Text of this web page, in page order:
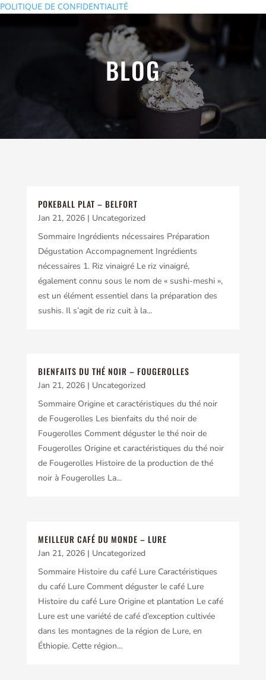
POLITIQUE DE CONFIDENTIALITÉ
BLOG
POKEBALL PLAT – BELFORT
Jan 21, 2026| Uncategorized
Sommaire Ingrédients nécessaires Préparation
Dégustation Accompagnement Ingrédients
nécessaires 1. Riz vinaigré Le riz vinaigré,
également connu sous le nom de « sushi-meshi »,
est un élément essentiel dans la préparation des
sushis. Il s’agit de riz cuit à la...
BIENFAITS DU THÉ NOIR – FOUGEROLLES
Jan 21, 2026| Uncategorized
Sommaire Origine et caractéristiques du thé noir
de Fougerolles Les bienfaits du thé noir de
Fougerolles Comment déguster le thé noir de
Fougerolles Origine et caractéristiques du thé noir
de Fougerolles Histoire de la production de thé
noir à Fougerolles La...
MEILLEUR CAFÉ DU MONDE – LURE
Jan 21, 2026| Uncategorized
Sommaire Histoire du café Lure Caractéristiques
du café Lure Comment déguster le café Lure
Histoire du café Lure Origine et plantation Le café
Lure est une variété de café d’exception cultivée
dans les montagnes de la région de Lure, en
Éthiopie. Cette région...